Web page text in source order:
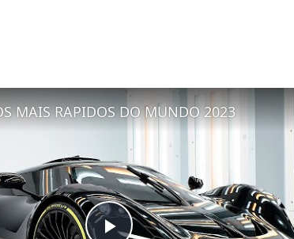
MAIS RAPIDOS DO MUNDO 2023